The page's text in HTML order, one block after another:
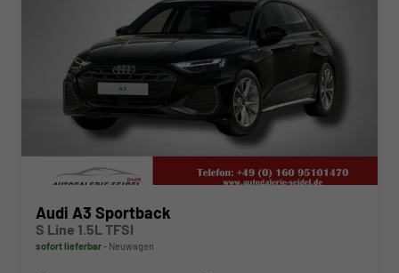
Audi A3 Sportback
S Line 1.5L TFSI
sofort lieferbar Neuwagen